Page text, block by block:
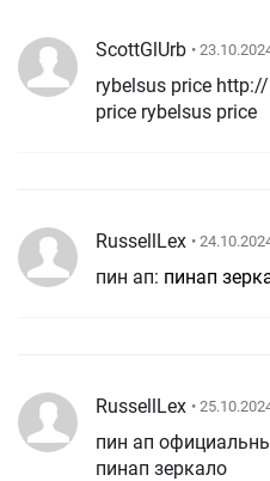
ScottGlUrb •
rybelsus price
price rybelsus price
RussellLex •
пин ап: пинап
RussellLex •
пин ап
пинап зеркало